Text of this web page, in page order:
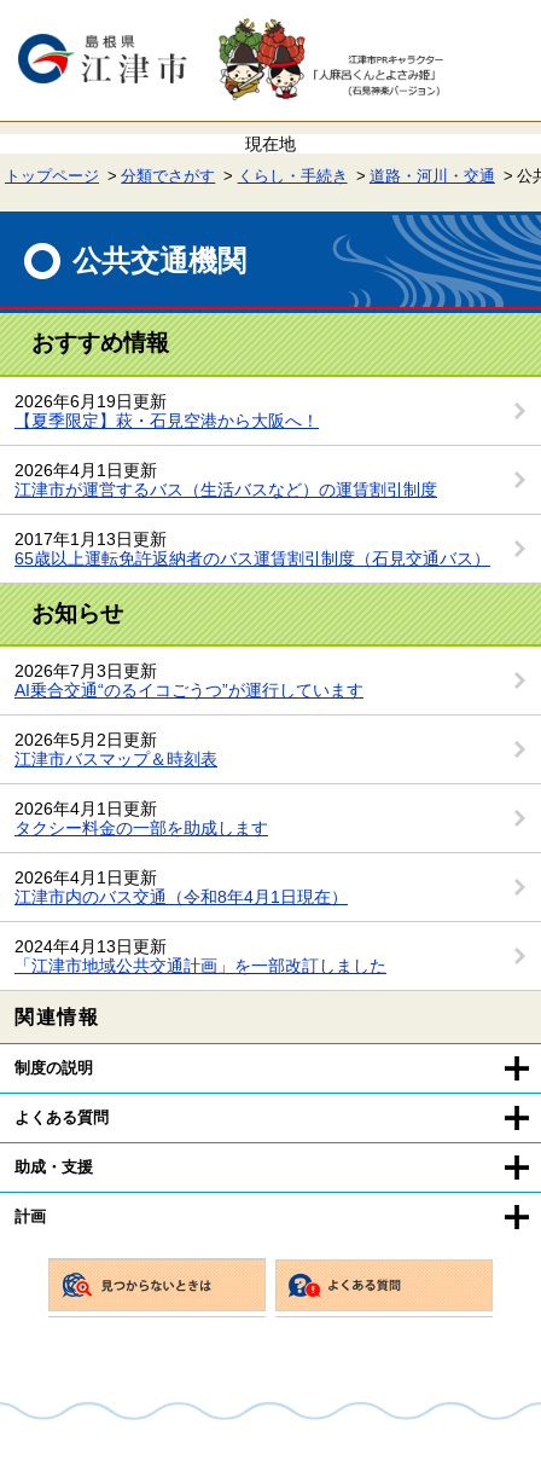
で
ば
本トップページ 分類でさがす くらし・手続き 道路・河川・交通 公
公共交通機関
おすすめ情報
2026年6月19日更新
【夏季限定】萩・石見空港から大阪へ！
2026年4月1日更新
江津市が運営するバス（生活バスなど）の運賃割引制度
2017年1月13日更新
65歳以上運転免許返納者のバス運賃割引制度（石見交通バス）
お知らせ
2026年7月3日更新
AI乗合交通“のるイコごうつ”が運行しています
2026年5月2日更新
江津市バスマップ＆時刻表
2026年4月1日更新
タクシー料金の一部を助成します
2026年4月1日更新
江津市内のバス交通（令和8年4月1日現在）
2024年4月13日更新
「江津市地域公共交通計画」を一部改訂しました
関連情報
制度の説明
よくある質問
助成・支援
計画